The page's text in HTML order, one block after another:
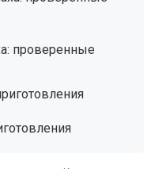
проверенные